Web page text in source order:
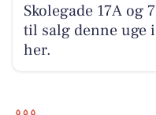
Skolegade 17A og
til salg denne uge
her.